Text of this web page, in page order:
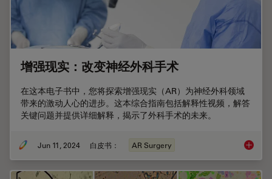
增强现实：改变神经外科手术
在这本电子书中，您将探索增强现实（AR）为神经外科领域
带来的激动人心的进步。这本综合指南包括解释性视频，解答
关键问题并提供详细解释，揭示了外科手术的未来。
Jun 11, 2024 白皮书： AR Surgery 增强现